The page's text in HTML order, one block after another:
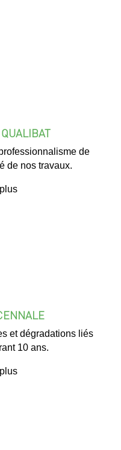
de
de nos travaux.
et dégradations liés
10 ans.